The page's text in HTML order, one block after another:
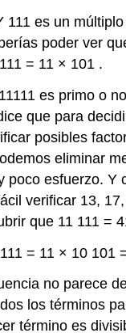
111 es un
poder ver
= 11 × 101 .
es primo o
que para
posibles
eliminar
poco esfuerzo. Y
verificar 13,
que 11 111 =
111 = 11 × 10 101
no parece
los términos
término es